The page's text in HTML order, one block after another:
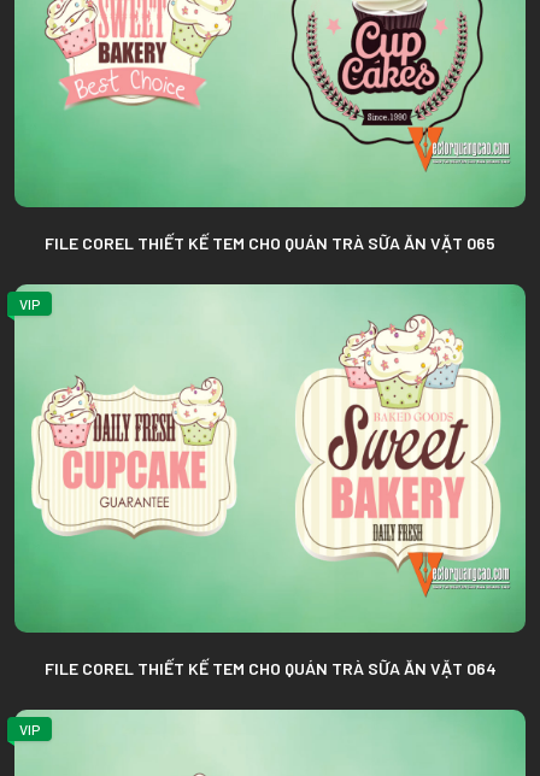
FILE COREL THIẾT KẾ TEM CHO QUÁN TRÀ SỮA ĂN VẶT 065
VIP
FILE COREL THIẾT KẾ TEM CHO QUÁN TRÀ SỮA ĂN VẶT 064
VIP